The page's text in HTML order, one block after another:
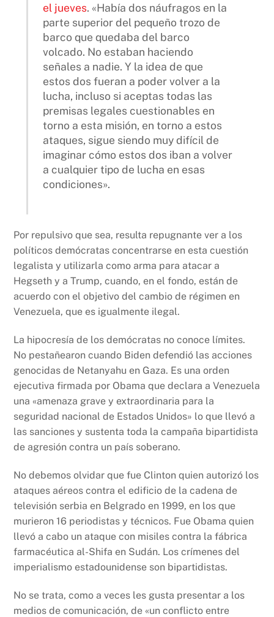
el jueves. «Había dos náufragos en la
parte superior del pequeño trozo de
barco que quedaba del barco
volcado. No estaban haciendo
señales a nadie. Y la idea de que
estos dos fueran a poder volver a la
lucha, incluso si aceptas todas las
premisas legales cuestionables en
torno a esta misión, en torno a estos
ataques, sigue siendo muy difícil de
imaginar cómo estos dos iban a volver
a cualquier tipo de lucha en esas
condiciones».
Por repulsivo que sea, resulta repugnante ver a los
políticos demócratas concentrarse en esta cuestión
legalista y utilizarla como arma para atacar a
Hegseth y a Trump, cuando, en el fondo, están de
acuerdo con el objetivo del cambio de régimen en
Venezuela, que es igualmente ilegal.
La hipocresía de los demócratas no conoce límites.
No pestañearon cuando Biden defendió las acciones
genocidas de Netanyahu en Gaza. Es una orden
ejecutiva firmada por Obama que declara a Venezuela
una «amenaza grave y extraordinaria para la
seguridad nacional de Estados Unidos» lo que llevó a
las sanciones y sustenta toda la campaña bipartidista
de agresión contra un país soberano.
No debemos olvidar que fue Clinton quien autorizó los
ataques aéreos contra el edificio de la cadena de
televisión serbia en Belgrado en 1999, en los que
murieron 16 periodistas y técnicos. Fue Obama quien
llevó a cabo un ataque con misiles contra la fábrica
farmacéutica al-Shifa en Sudán. Los crímenes del
imperialismo estadounidense son bipartidistas.
No se trata, como a veces les gusta presentar a los
medios de comunicación, de «un conflicto entre